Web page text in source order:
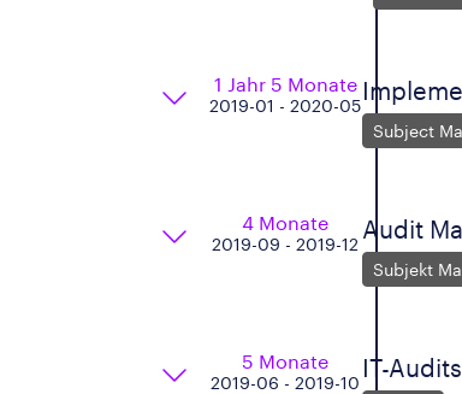
1 Jahr 5 Monate
2019-01 - 2020-05
Subject
4 Monate
2019-09 - 2019-12
Audit
Subjekt
5 Monate
2019-06 - 2019-10
IT-Audits